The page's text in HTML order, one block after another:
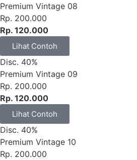
Premium Vintage 08
Rp. 200.000
Rp. 120.000
Lihat Contoh
Disc. 40%
Premium Vintage 09
Rp. 200.000
Rp. 120.000
Lihat Contoh
Disc. 40%
Premium Vintage 10
Rp. 200.000